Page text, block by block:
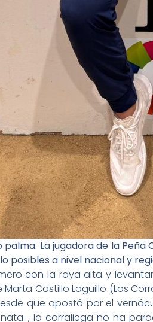
palma. La jugadora de la
posibles a nivel nacional y
con la raya alta y
Marta Castillo Laguillo (Los
que apostó por el
, la corraliega no ha